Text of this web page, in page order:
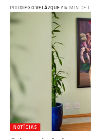
PORDIEGO VELÁZQUEZ 4 MIN DE
NOTÍCIAS